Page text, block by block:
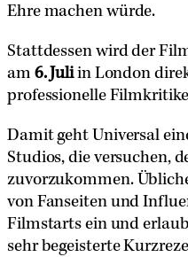
Ehre machen würde.
Stattdessen wird der
am 6. Juliin London
professionelle
Damit geht Universal
Studios, die versuchen,
zuvorzukommen.
von Fanseiten und
Filmstarts ein und
sehr begeisterte